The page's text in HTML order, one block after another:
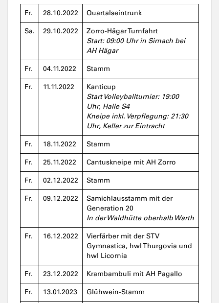
Fr. 28.10.2022 Quartalseintrunk
Sa. 29.10.2022
Zorro-Hägar Turnfahrt
Start: 09:00 Uhr in Sirnach bei
AH Hägar
Fr. 04.11.2022 Stamm
Fr. 11.11.2022
Kanticup
Start Volleyballturnier: 19:00
Uhr, Halle S4
Kneipe inkl. Verpflegung: 21:30
Uhr, Keller zur Eintracht
Fr. 18.11.2022 Stamm
Fr. 25.11.2022 Cantuskneipe mit AH Zorro
Fr. 02.12.2022 Stamm
Fr. 09.12.2022
Samichlausstamm mit der
Generation 20
In der Waldhütte oberhalb Warth
Fr. 16.12.2022
Vierfärber mit der STV
Gymnastica, hwl Thurgovia und
hwl Licornia
Fr. 23.12.2022 Krambambuli mit AH Pagallo
Fr. 13.01.2023 Glühwein-Stamm